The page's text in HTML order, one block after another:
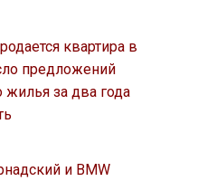
квартира в
предложений
за два года
и BMW